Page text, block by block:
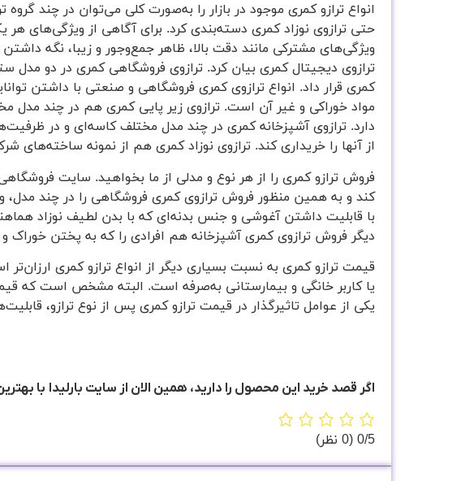
انواع ترازو کمری موجود در بازار را به‌صورت‌ کلی می‌توان در چند
حتی ترازوی نوزاد کمری دسته‌بندی کرد. برای آگاهی از ویژگی‌های هر
ویژگی‌های مشترکی مانند دقت بالا، ظاهر جمع‌وجور و زیبا، نگه
ترازوی دیجیتال کمری بیان کرد. ترازوی فروشگاهی کمری در دو
کمری قرار داد. انواع ترازوی کمری فروشگاهی و صنعتی با داشتن
مواد خوراکی و غیر آن است. ترازوی زیر پایی کمری هم در چند مدل
دارد. ترازوی آشپزخانه کمری در چند مدل مختلف کاسه‌ای و در
از آنها را خریداری کند. ترازوی نوزاد کمری هم از نمونه
فروش ترازو کمری را از هر نوع و مدلی از ما بخواهید. سایت
کند و به همین منظور فروش ترازوی کمری فروشگاهی را در چند
با قابلیت داشتن آغوشی و جنس بدنه‌ای که با بدن لطیف نوزاد
دیگر فروش ترازوی کمری آشپزخانه هم افرادی را که به پختن
قیمت ترازو کمری به نسبت بسیاری دیگر از انواع ترازو کمری
یا کاربر خانگی و بیمارستانی به‌صرفه است. البته مشخص است که
یکی از عوامل تاثیرگذار در قیمت ترازو کمری پس از نوع ترازو،
اگر قصد خرید این محصول را دارید، همین الان از سایت بارلیدا با
‫0/5 ‫(0 نظر)